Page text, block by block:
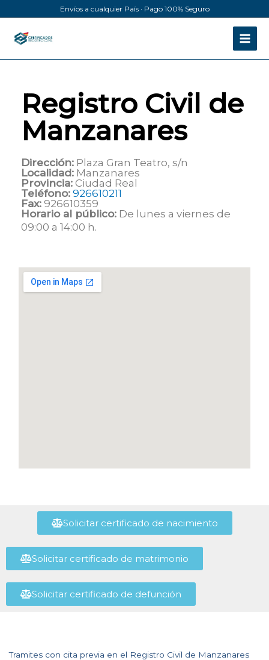
al
contenido
Envíos a cualquier País · Pago 100% Seguro
Registro Civil de
Manzanares
Dirección: Plaza Gran Teatro, s/n
Localidad: Manzanares
Provincia: Ciudad Real
Teléfono: 926610211
Fax: 926610359
Horario al público: De lunes a viernes de
09:00 a 14:00 h.
Solicitar certificado de nacimiento
Solicitar certificado de matrimonio
Solicitar certificado de defunción
Tramites con cita previa en el Registro Civil de Manzanares